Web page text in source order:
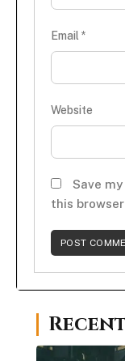
Email *
Website
Save
this